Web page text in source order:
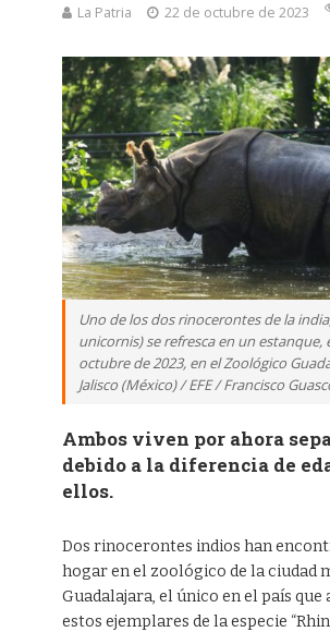
La Patria 22 de octubre de 2023
Uno de los dos rinocerontes de la
unicornis) se refresca en un estanque,
octubre de 2023, en el Zoológico
Jalisco (México) / EFE / Francisco
Ambos viven por ahora
debido a la diferencia de
ellos.
Dos rinocerontes indios han
hogar en el zoológico de la ciudad
Guadalajara, el único en el país que
estos ejemplares de la especie